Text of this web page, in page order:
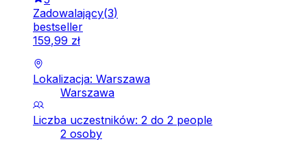
Zadowalający(3)
bestseller
159,99 zł
Lokalizacja: Warszawa
Warszawa
Liczba uczestników: 2 do 2 people
2 osoby